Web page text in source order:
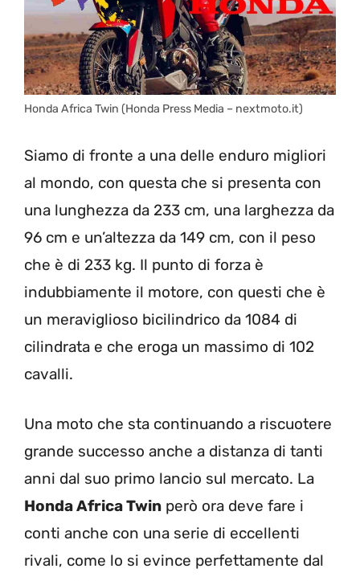
Honda Africa Twin (Honda Press Media – nextmoto.it)
Siamo di fronte a una delle enduro migliori
al mondo, con questa che si presenta con
una lunghezza da 233 cm, una larghezza da
96 cm e un’altezza da 149 cm, con il peso
che è di 233 kg. Il punto di forza è
indubbiamente il motore, con questi che è
un meraviglioso bicilindrico da 1084 di
cilindrata e che eroga un massimo di 102
cavalli.
Una moto che sta continuando a riscuotere
grande successo anche a distanza di tanti
anni dal suo primo lancio sul mercato. La
Honda Africa Twin però ora deve fare i
conti anche con una serie di eccellenti
rivali, come lo si evince perfettamente dal